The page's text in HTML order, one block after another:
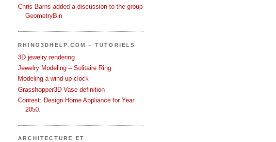
Chris Barns added a discussion to the group
GeometryBin
RHINO3DHELP.COM – TUTORIELS
3D jewelry rendering
Jewelry Modeling – Solitaire Ring
Modeling a wind-up clock
Grasshopper3D Vase definition
Contest: Design Home Appliance for Year
2050.
ARCHITECTURE ET